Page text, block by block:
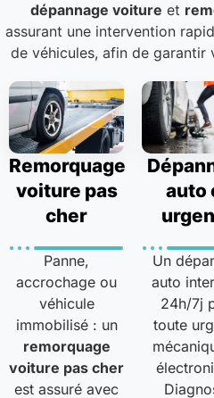
dépannage voiture et
assurant une intervention
de véhicules, afin de garantir
Remorquage
voiture pas
cher
Panne,
accrochage ou
véhicule
immobilisé : un
remorquage
voiture pas cher
est assuré avec
auto
Un
auto
24h/7j
toute